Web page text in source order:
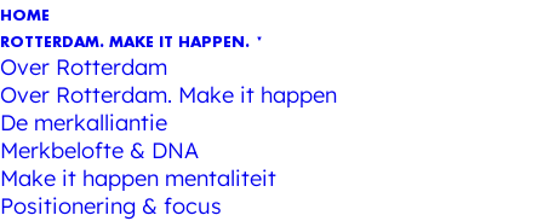
HOME
ROTTERDAM. MAKE IT HAPPEN.
Over Rotterdam
Over Rotterdam. Make it happen
De merkalliantie
Merkbelofte & DNA
Make it happen mentaliteit
Positionering & focus